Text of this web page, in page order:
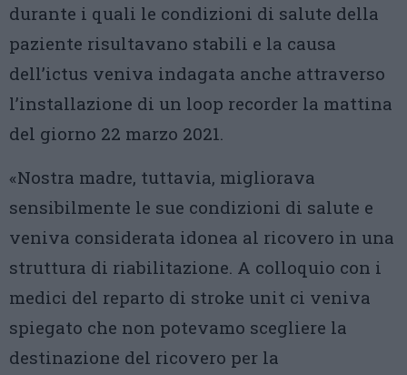
durante i quali le condizioni di salute della
paziente risultavano stabili e la causa
dell’ictus veniva indagata anche attraverso
l’installazione di un loop recorder la mattina
del giorno 22 marzo 2021.
«Nostra madre, tuttavia, migliorava
sensibilmente le sue condizioni di salute e
veniva considerata idonea al ricovero in una
struttura di riabilitazione. A colloquio con i
medici del reparto di stroke unit ci veniva
spiegato che non potevamo scegliere la
destinazione del ricovero per la